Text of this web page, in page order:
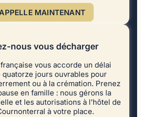
MAINTENANT
nous vous décharger
vous accorde un délai
quatorze jours ouvrables pour
ou à la crémation. Prenez
en famille : nous gérons la
et les autorisations à l’hôtel de
à votre place.